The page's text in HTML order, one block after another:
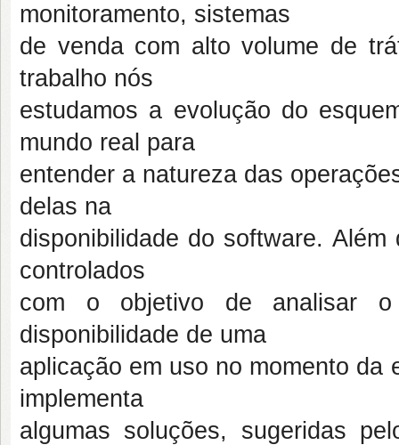
monitoramento, sistemas
de venda com alto volume de
trabalho nós
estudamos a evolução do
mundo real para
entender a natureza das
delas na
disponibilidade do software.
controlados
com o objetivo de analisar o
disponibilidade de uma
aplicação em uso no momento da
implementa
algumas soluções, sugeridas